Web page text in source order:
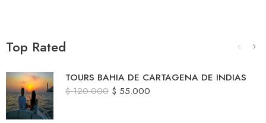
Top Rated
TOURS BAHIA DE CARTAGENA DE INDIAS
$120.000 $ 55.000